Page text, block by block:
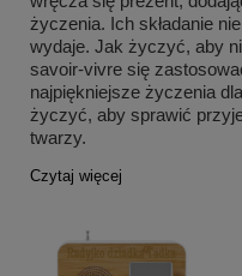
życzenia. Ich składanie
wydaje. Jak życzyć, aby
savoir-vivre się
najpiękniejsze życzenia
życzyć, aby sprawić
twarzy.
Czytaj więcej